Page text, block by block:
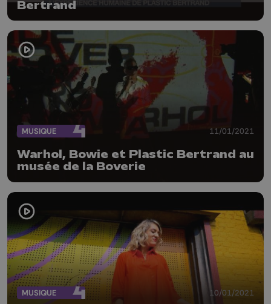
Bertrand
MUSIQUE 11/01/2021
Warhol, Bowie et Plastic Bertrand au
musée de la Boverie
MUSIQUE 10/01/2021